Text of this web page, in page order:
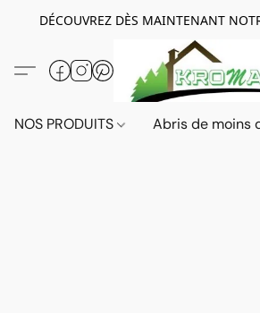
DÉCOUVREZ DÈS MAINTENANT
NOS PRODUITS Abris de moins